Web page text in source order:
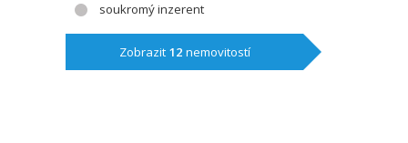
soukromý inzerent
Zobrazit 12 nemovitostí